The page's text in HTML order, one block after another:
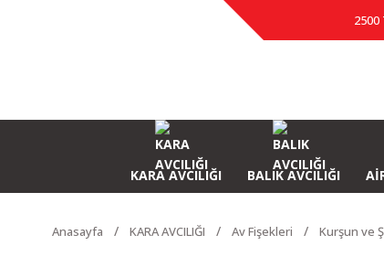
2500
KARA AVCILIĞI BALIK AVCILIĞI
Anasayfa KARA AVCILIĞI Av Fişekleri Kurşun ve